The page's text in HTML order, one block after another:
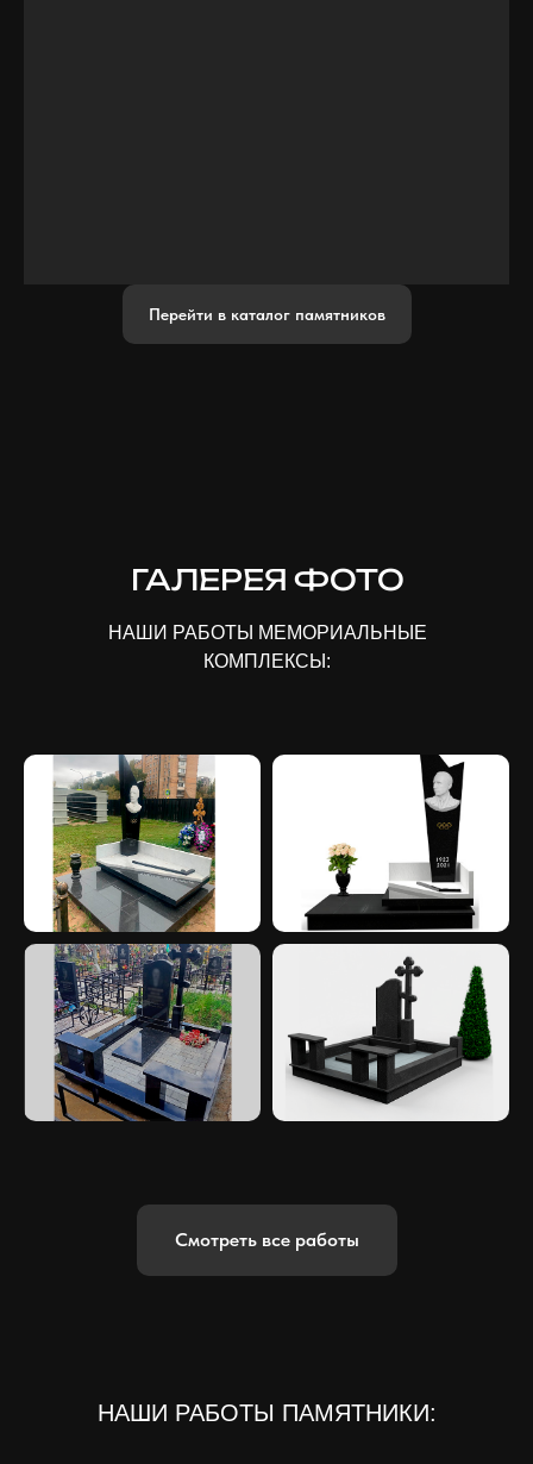
Перейти в каталог памятников
ГАЛЕРЕЯ ФОТО
НАШИ РАБОТЫ МЕМОРИАЛЬНЫЕ
КОМПЛЕКСЫ:
Смотреть все работы
НАШИ РАБОТЫ ПАМЯТНИКИ: